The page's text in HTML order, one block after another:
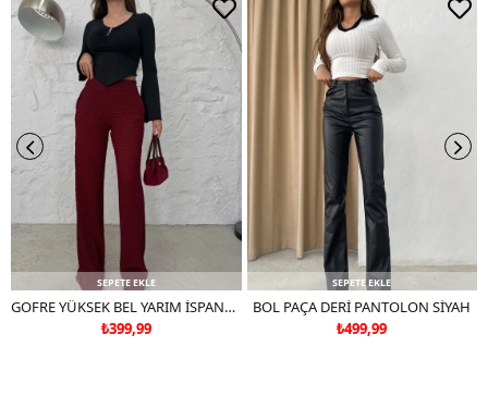
SEPETE EKLE
GOFRE YÜKSEK BEL YARIM İSPANYOL PAÇA PANTOLON BORDO
₺399,99
SEPETE EKLE
BOL PAÇA DERİ PANTOLON SİYAH
₺499,99